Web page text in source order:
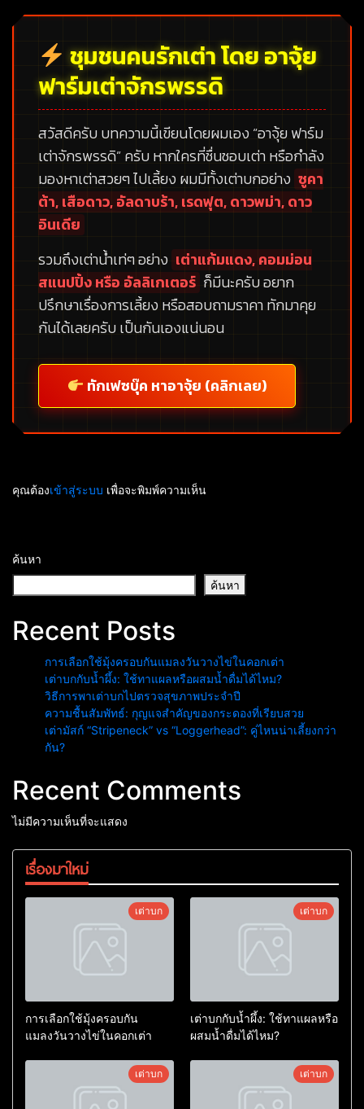
ชุมชนคนรักเต่า โดย อาจุ้ย
ฟาร์มเต่าจักรพรรดิ
สวัสดีครับ บทความนี้เขียนโดยผมเอง “อาจุ้ย ฟาร์ม
เต่าจักรพรรดิ”ครับ หากใครที่ชื่นชอบเต่า หรือกำลัง
มองหาเต่าสวยๆ ไปเลี้ยง ผมมีทั้งเต่าบกอย่าง ซูคา
ต้า, เสือดาว, อัลดาบร้า, เรดฟุต, ดาวพม่า, ดาว
อินเดีย
รวมถึงเต่าน้ำเท่ๆ อย่าง เต่าแก้มแดง, คอมม่อน
สแนปปิ้ง หรือ อัลลิเกเตอร์ ก็มีนะครับ อยาก
ปรึกษาเรื่องการเลี้ยง หรือสอบถามราคา ทักมาคุย
กันได้เลยครับ เป็นกันเองแน่นอน
ทักเฟซบุ๊ค หาอาจุ้ย (คลิกเลย)
คุณต้องเข้าสู่ระบบ เพื่อจะพิมพ์ความเห็น
ค้นหา
ค้นหา
Recent Posts
การเลือกใช้มุ้งครอบกันแมลงวันวางไข่ในคอกเต่า
เต่าบกกับน้ำผึ้ง: ใช้ทาแผลหรือผสมน้ำดื่มได้ไหม?
วิธีการพาเต่าบกไปตรวจสุขภาพประจำปี
ความชื้นสัมพัทธ์: กุญแจสำคัญของกระดองที่เรียบสวย
เต่ามัสก์ “Stripeneck” vs “Loggerhead”: คู่ไหนน่าเลี้ยงกว่า
กัน?
Recent Comments
ไม่มีความเห็นที่จะแสดง
เรื่องมาใหม่
เต่าบก
การเลือกใช้มุ้งครอบกัน
แมลงวันวางไข่ในคอกเต่า
เต่าบก
เต่าบกกับน้ำผึ้ง: ใช้ทาแผลหรือ
ผสมน้ำดื่มได้ไหม?
เต่าบก เต่าบก